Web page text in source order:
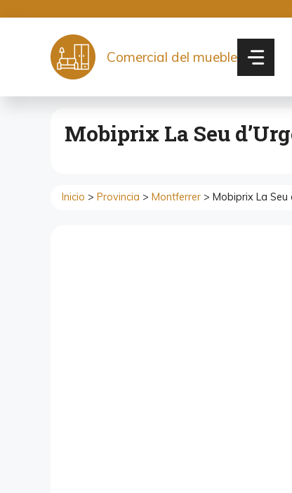
contenido
Comercial del mueble
Mobiprix La Seu
Inicio > Provincia > Montferrer > Mobiprix La Seu